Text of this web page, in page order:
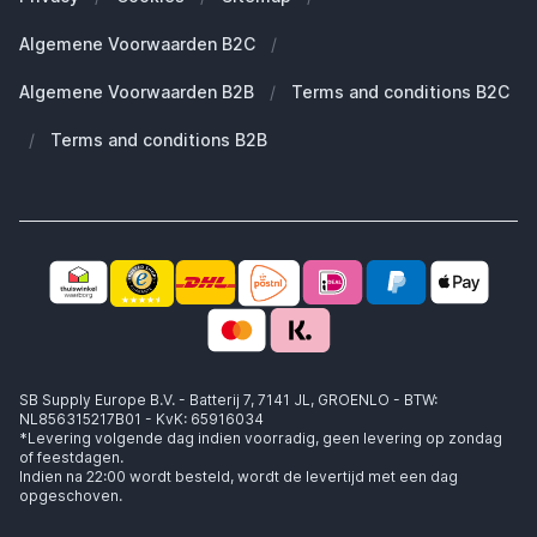
Groot en uniek assortiment
400.000+ klanten geleverd
Welke MagSafe heb ik nodig?
Werken bij SB Supply
Working at SB Supply
Algemene Voorwaarden B2C /
Algemene Voorwaarden B2B / Terms and conditions B2C
/ Terms and conditions B2B
SB Supply Europe B.V. - Batterij 7, 7141 JL, GROENLO - BTW:
NL856315217B01 - KvK: 65916034
*Levering volgende dag indien voorradig, geen levering op zondag
of feestdagen.
Indien na 22:00 wordt besteld, wordt de levertijd met een dag
opgeschoven.